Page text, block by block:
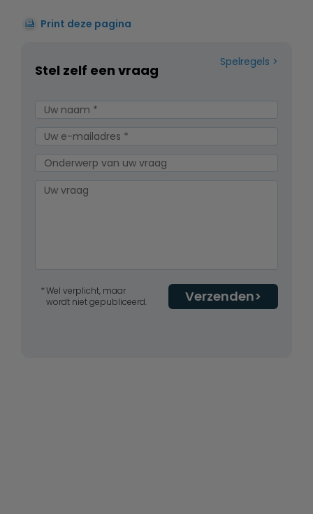
Print deze pagina
Spelregels
Stel zelf een vraag
Verzenden
Wel verplicht, maar
wordt niet gepubliceerd.